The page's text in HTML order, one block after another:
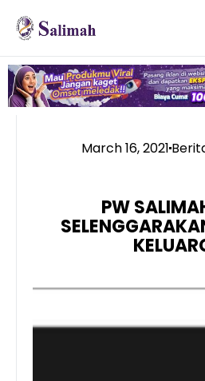
March 16, 2021
PW